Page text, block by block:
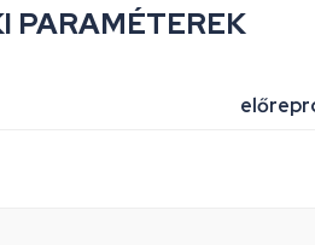
PARAMÉTEREK